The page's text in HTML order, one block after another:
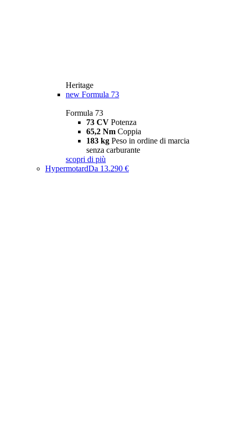
Heritage
new Formula 73
Formula 73
73 CV Potenza
65,2 Nm Coppia
183 kg Peso in ordine di marcia
senza carburante
scopri di più
HypermotardDa 13.290 €